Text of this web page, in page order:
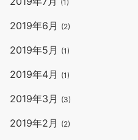
(1)
2019年6月 (2)
2019年5月 (1)
2019年4月 (1)
2019年3月 (3)
2019年2月 (2)